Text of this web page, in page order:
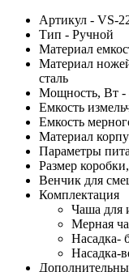
Артикул - VS-
Тип - Ручной
Материал
Материал
сталь
Мощность, Вт -
Емкость
Емкость
Материал
Параметры
Размер
Венчик для
Комплектация
Чаша для
Мерная
Насадка-
Насадка-